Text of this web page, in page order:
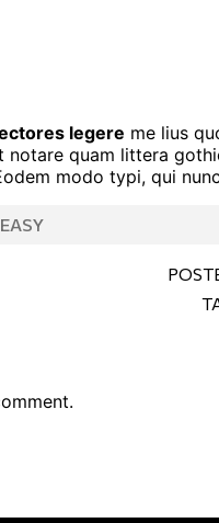
legere me lius
quam littera
modo typi, qui